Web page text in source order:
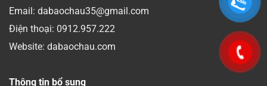
Email: dabaochau35@gmail.com
Điện thoại: 0912.957.222
Website: dabaochau.com
Thông tin bổ sung